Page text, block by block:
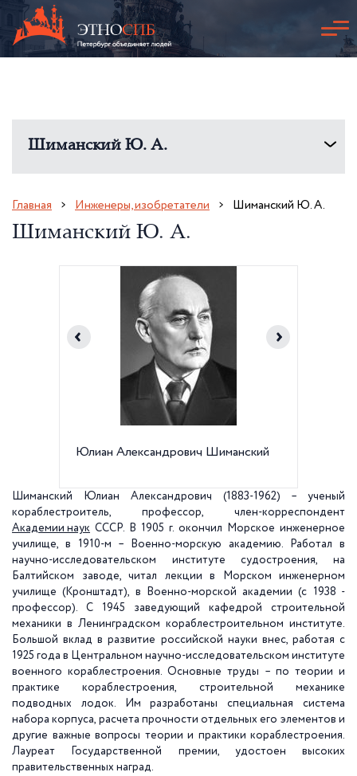
Шиманский Ю. А.
Главная Инженеры, изобретатели Шиманский Ю. А.
Шиманский Ю. А.
Юлиан Александрович Шиманский
Шиманский Юлиан Александрович (1883-1962) – ученый
кораблестроитель, профессор, член-корреспондент
Академии наук СССР. В 1905 г. окончил Морское инженерное
училище, в 1910-м – Военно-морскую академию. Работал в
научно-исследовательском институте судостроения, на
Балтийском заводе, читал лекции в Морском инженерном
училище (Кронштадт), в Военно-морской академии (с 1938 -
профессор). С 1945 заведующий кафедрой строительной
механики в Ленинградском кораблестроительном институте.
Большой вклад в развитие российской науки внес, работая с
1925 года в Центральном научно-исследовательском институте
военного кораблестроения. Основные труды – по теории и
практике кораблестроения, строительной механике
подводных лодок. Им разработаны специальная система
набора корпуса, расчета прочности отдельных его элементов и
другие важные вопросы теории и практики кораблестроения.
Лауреат Государственной премии, удостоен высоких
правительственных наград.